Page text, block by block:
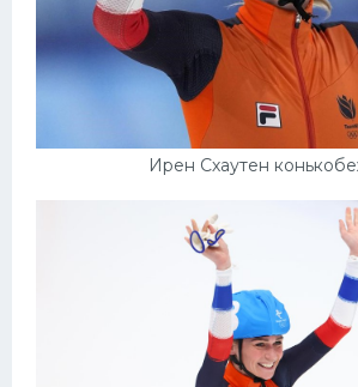
Ирен Схаутен